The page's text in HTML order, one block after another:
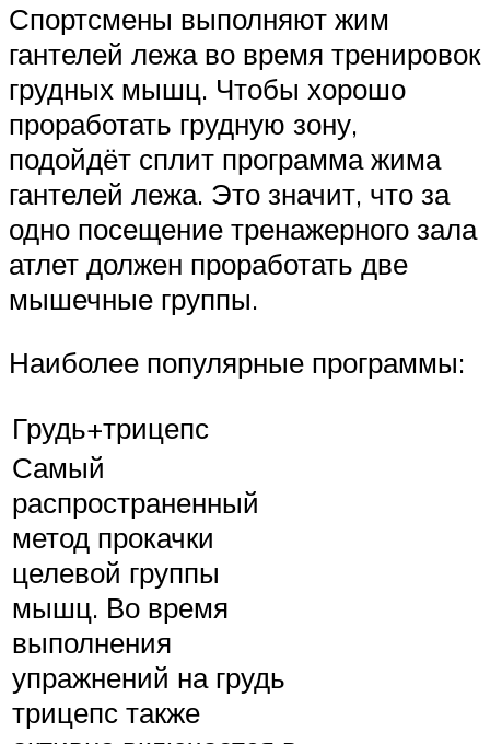
Спортсмены выполняют жим
гантелей лежа во время тренировок
грудных мышц. Чтобы хорошо
проработать грудную зону,
подойдёт сплит программа жима
гантелей лежа. Это значит, что за
одно посещение тренажерного зала
атлет должен проработать две
мышечные группы.
Наиболее популярные программы:
Грудь+трицепс
Самый
распространенный
метод прокачки
целевой группы
мышц. Во время
выполнения
упражнений на грудь
трицепс также